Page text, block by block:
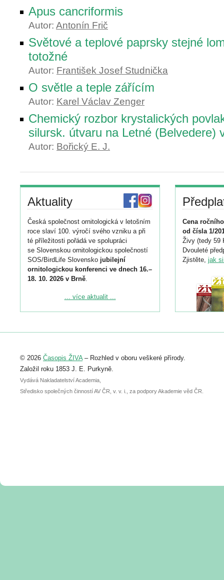
Apus cancriformis
Autor: Antonín Frič
Světové a teplové paprsky stejné
totožné
Autor: František Josef Studnička
O světle a teple zářícím
Autor: Karel Václav Zenger
Chemický rozbor krystalických
silursk. útvaru na Letné (Belvedere)
Autor: Bořický E. J.
Aktuality
Česká společnost ornitologická v letošním
roce slaví 100. výročí svého vzniku a při
té příležitosti pořádá ve spolupráci
se Slovenskou ornitologickou společností
SOS/BirdLife Slovensko jubilejní
ornitologickou konferenci ve dnech 16.–
18. 10. 2026 v Brně.
Podrobnější informace ke konferenci
Registrovat se můžete do 6. září.
abstraktu přihlášené přednášky nebo
posteru je už 30. června.
... více aktualit ...
Cena
od čísla 1/
Živy (tedy 59
Dvouleté
Zjistěte, jak
© 2026 Časopis ŽIVA– Rozhled v oboru veškeré přírody.
Založil roku 1853 J. E. Purkyně.
Vydává Nakladatelství Academia,
Středisko společných činností AV ČR, v. v. i., za podpory Akademie věd ČR.